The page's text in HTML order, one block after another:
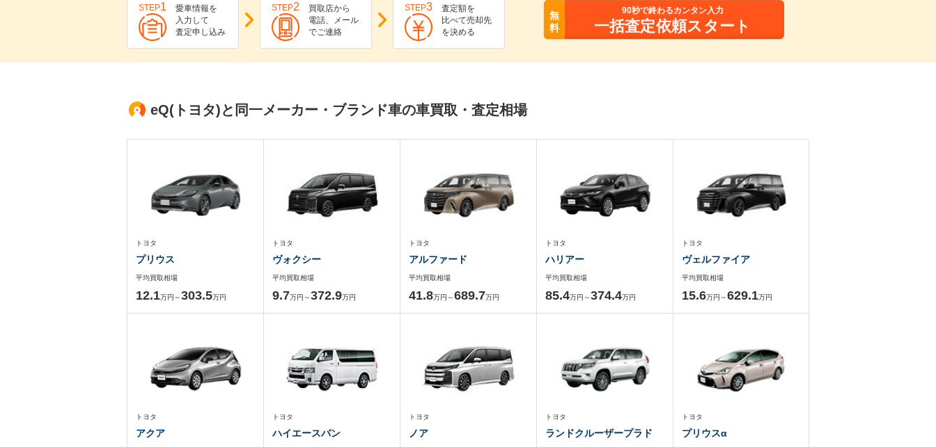
STEP1
愛車情報を
入力して
査定申し込み
STEP2
買取店から
電話、メール
でご連絡
STEP3
査定額を
比べて売却先
を決める
無
料
90秒で終わるカンタン入力
一括査定依頼スタート
eQ(トヨタ)と同一メーカー・ブランド車の車買取・査定相場
トヨタ
プリウス
平均買取相場
12.1万円～303.5万円
トヨタ
ヴォクシー
平均買取相場
9.7万円～372.9万円
トヨタ
アルファード
平均買取相場
41.8万円～689.7万円
トヨタ
ハリアー
平均買取相場
85.4万円～374.4万円
トヨタ
ヴェルファイア
平均買取相場
15.6万円～629.1万円
トヨタ
アクア
トヨタ
ハイエースバン
トヨタ
ノア
トヨタ
ランドクルーザープラド
トヨタ
プリウスα